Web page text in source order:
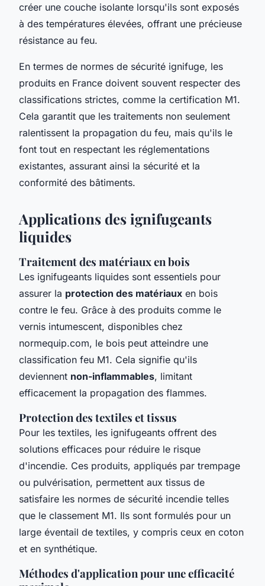
créer une couche isolante lorsqu'ils sont exposés
à des températures élevées, offrant une précieuse
résistance au feu.
En termes de normes de sécurité ignifuge, les
produits en France doivent souvent respecter des
classifications strictes, comme la certification M1.
Cela garantit que les traitements non seulement
ralentissent la propagation du feu, mais qu'ils le
font tout en respectant les réglementations
existantes, assurant ainsi la sécurité et la
conformité des bâtiments.
Applications des ignifugeants
liquides
Traitement des matériaux en bois
Les ignifugeants liquides sont essentiels pour
assurer la protection des matériaux en bois
contre le feu. Grâce à des produits comme le
vernis intumescent, disponibles chez
normequip.com, le bois peut atteindre une
classification feu M1. Cela signifie qu'ils
deviennent non-inflammables, limitant
efficacement la propagation des flammes.
Protection des textiles et tissus
Pour les textiles, les ignifugeants offrent des
solutions efficaces pour réduire le risque
d'incendie. Ces produits, appliqués par trempage
ou pulvérisation, permettent aux tissus de
satisfaire les normes de sécurité incendie telles
que le classement M1. Ils sont formulés pour un
large éventail de textiles, y compris ceux en coton
et en synthétique.
Méthodes d'application pour une efficacité